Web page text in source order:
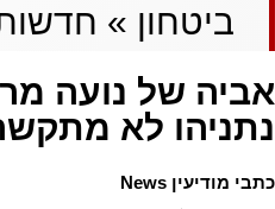
ביטחון »
אביה של נועה
נתניהו לא
כתבי מודיעין News